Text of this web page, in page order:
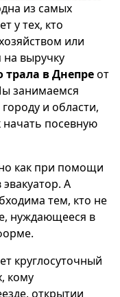
из самых
у тех, кто
или
на выручку
трала в Днепреот
занимаемся
и области,
начать посевную
как при помощи
эвакуатор. А
тем, кто не
нуждающееся в
круглосуточный
кому
открытии